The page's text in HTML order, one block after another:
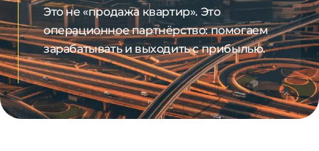
Это не «продажа квартир». Это
операционное партнёрство: помогаем
зарабатывать и выходить с прибылью.